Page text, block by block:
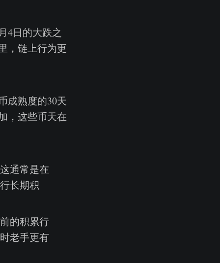
4日的大跌之
，链上行为更
成熟度的30天
，这些币天在
通常是在
长期积
的积累行
老手更有